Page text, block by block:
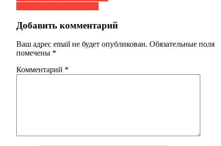
по
записям
Добавить комментарий
Ваш адрес email не будет опубликован. Обязательные поля
помечены *
Комментарий *